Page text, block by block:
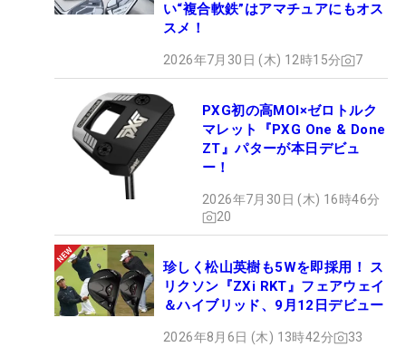
い“複合軟鉄”はアマチュアにもオス
スメ！
2026年7月30日 (木) 12時15分 7
PXG初の高MOI×ゼロトルク
マレット『PXG One & Done
ZT』パターが本日デビュ
ー！
2026年7月30日 (木) 16時46分
20
珍しく松山英樹も5Wを即採用！ ス
リクソン『ZXi RKT』フェアウェイ
＆ハイブリッド、9月12日デビュー
2026年8月6日 (木) 13時42分 33